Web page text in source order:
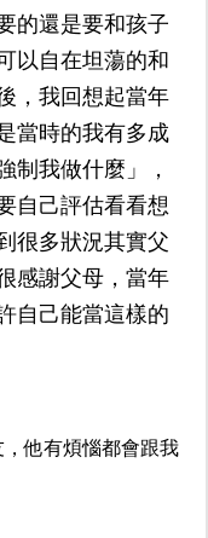
的還是要和孩子
以自在坦蕩的和
，我回想起當年
當時的我有多成
制我做什麼」，
自己評估看看想
很多狀況其實父
感謝父母，當年
自己能當這樣的
他有煩惱都會跟我